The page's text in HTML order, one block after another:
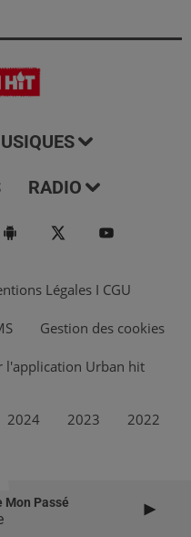
Mon Passé
RADIO
Légales I CGU
Gestion des cookies
l'application Urban hit
2024 2023 2022